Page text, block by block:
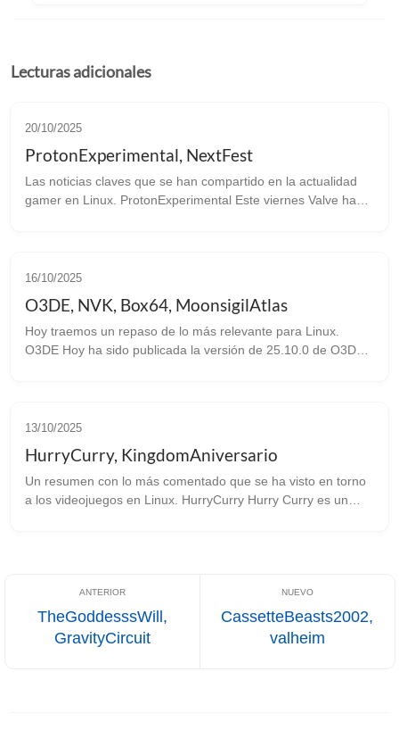
Lecturas adicionales
20/10/2025
ProtonExperimental, NextFest
Las noticias claves que se han compartido en la actualidad
gamer en Linux. ProtonExperimental Este viernes Valve ha
16/10/2025
O3DE, NVK, Box64, MoonsigilAtlas
Hoy traemos un repaso de lo más relevante para Linux.
O3DE Hoy ha sido publicada la versión de 25.10.0 de O3DE.
13/10/2025
HurryCurry, KingdomAniversario
Un resumen con lo más comentado que se ha visto en torno
a los videojuegos en Linux. HurryCurry Hurry Curry es un
TheGoddesssWill,
GravityCircuit
CassetteBeasts2002,
valheim